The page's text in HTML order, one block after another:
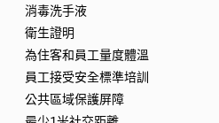
消毒洗手液
衛生證明
為住客和員工量度體溫
員工接受安全標準培訓
公共區域保護屏障